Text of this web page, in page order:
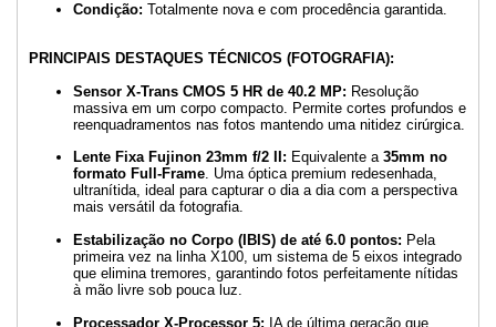
Condição: Totalmente nova e com procedência garantida.
PRINCIPAIS DESTAQUES TÉCNICOS (FOTOGRAFIA):
Sensor X-Trans CMOS 5 HR de 40.2 MP: Resolução
massiva em um corpo compacto. Permite cortes profundos e
reenquadramentos nas fotos mantendo uma nitidez cirúrgica.
Lente Fixa Fujinon 23mm f/2 II: Equivalente a 35mm no
formato Full-Frame. Uma óptica premium redesenhada,
ultranítida, ideal para capturar o dia a dia com a perspectiva
mais versátil da fotografia.
Estabilização no Corpo (IBIS) de até 6.0 pontos: Pela
primeira vez na linha X100, um sistema de 5 eixos integrado
que elimina tremores, garantindo fotos perfeitamente nítidas
à mão livre sob pouca luz.
Processador X-Processor 5: IA de última geração que